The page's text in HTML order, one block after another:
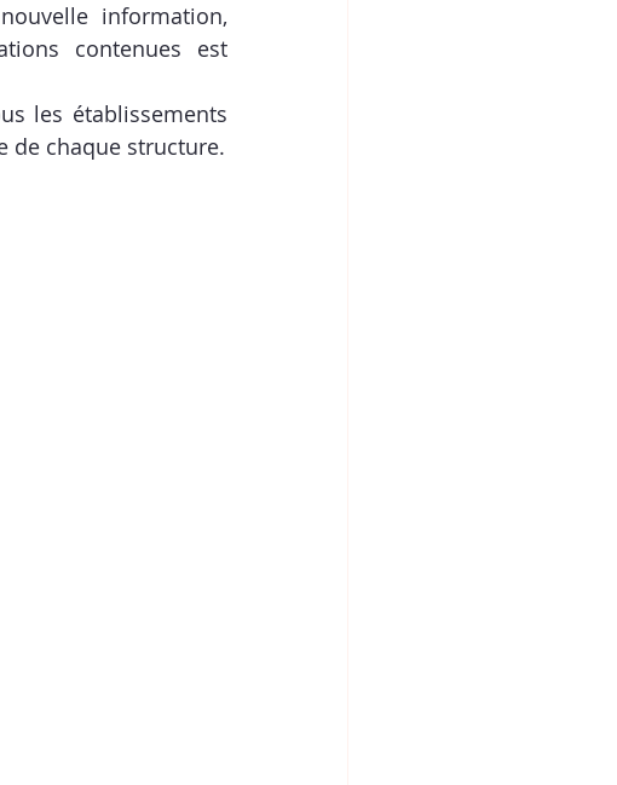
information,
contenues est
les établissements
de chaque structure.